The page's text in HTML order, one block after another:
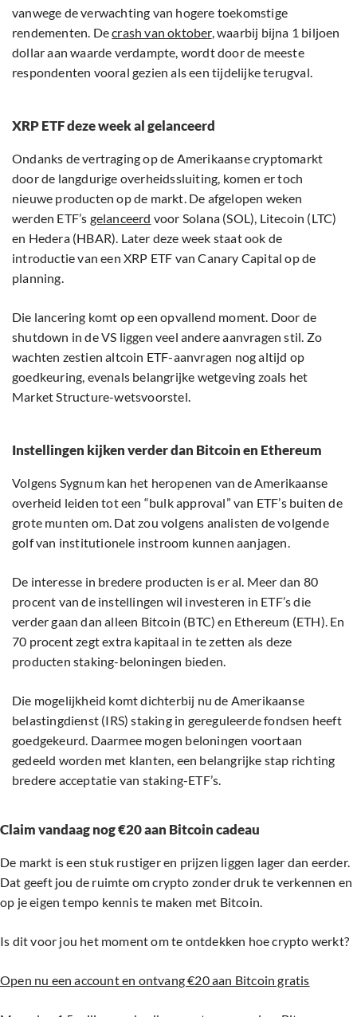
vanwege de verwachting van hogere toekomstige
rendementen. Decrash van oktober, waarbij bijna 1 biljoen
dollar aan waarde verdampte, wordt door de meeste
respondenten vooral gezien als een tijdelijke terugval.
XRP ETF deze week al gelanceerd
Ondanks de vertraging op de Amerikaanse cryptomarkt
door de langdurige overheidssluiting, komen er toch
nieuwe producten op de markt. De afgelopen weken
werden ETF’s gelanceerd voor Solana (SOL), Litecoin (LTC)
en Hedera (HBAR). Later deze week staat ook de
introductie van een XRP ETF van Canary Capital op de
planning.
Die lancering komt op een opvallend moment. Door de
shutdown in de VS liggen veel andere aanvragen stil. Zo
wachten zestien altcoin ETF-aanvragen nog altijd op
goedkeuring, evenals belangrijke wetgeving zoals het
Market Structure-wetsvoorstel.
Instellingen kijken verder dan Bitcoin en Ethereum
Volgens Sygnum kan het heropenen van de Amerikaanse
overheid leiden tot een “bulk approval” van ETF’s buiten de
grote munten om. Dat zou volgens analisten de volgende
golf van institutionele instroom kunnen aanjagen.
De interesse in bredere producten is er al. Meer dan 80
procent van de instellingen wil investeren in ETF’s die
verder gaan dan alleen Bitcoin (BTC) en Ethereum (ETH). En
70 procent zegt extra kapitaal in te zetten als deze
producten staking-beloningen bieden.
Die mogelijkheid komt dichterbij nu de Amerikaanse
belastingdienst (IRS) staking in gereguleerde fondsen heeft
goedgekeurd. Daarmee mogen beloningen voortaan
gedeeld worden met klanten, een belangrijke stap richting
bredere acceptatie van staking-ETF’s.
Claim vandaag nog €20 aan Bitcoin cadeau
De markt is een stuk rustiger en prijzen liggen lager dan eerder.
Dat geeft jou de ruimte om crypto zonder druk te verkennen en
op je eigen tempo kennis te maken met Bitcoin.
Is dit voor jou het moment om te ontdekken hoe crypto werkt?
Open nu een account en ontvang €20 aan Bitcoin gratis